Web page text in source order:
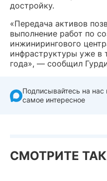
достройку.
«Передача активов
выполнение работ по
инжинирингового
инфраструктуры уже в
года», — сообщил
Подписывайтесь на нас
самое интересное
СМОТРИТЕ